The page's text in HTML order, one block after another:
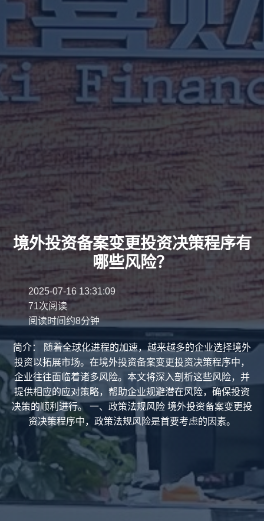
境外投资备案变更投资决策程序有
哪些风险？
2025-07-16 13:31:09
71次阅读
阅读时间约8分钟
简介： 随着全球化进程的加速，越来越多的企业选择境外
投资以拓展市场。在境外投资备案变更投资决策程序中，
企业往往面临着诸多风险。本文将深入剖析这些风险，并
提供相应的应对策略，帮助企业规避潜在风险，确保投资
决策的顺利进行。 一、政策法规风险 境外投资备案变更投
资决策程序中，政策法规风险是首要考虑的因素。